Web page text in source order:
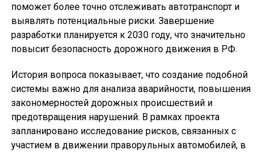
поможет более точно отслеживать автотранспорт и
выявлять потенциальные риски. Завершение
разработки планируется к 2030 году, что значительно
повысит безопасность дорожного движения в РФ.
История вопроса показывает, что создание подобной
системы важно для анализа аварийности, повышения
закономерностей дорожных происшествий и
предотвращения нарушений. В рамках проекта
запланировано исследование рисков, связанных с
участием в движении праворульных автомобилей, в